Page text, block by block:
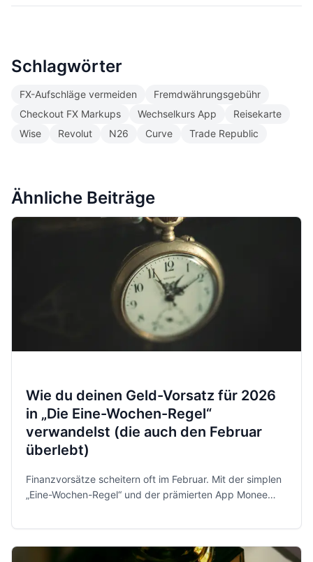
Schlagwörter
FX-Aufschläge vermeiden
Fremdwährungsgebühr
Checkout FX Markups
Wechselkurs App
Reisekarte
Wise
Revolut N26 Curve Trade Republic
Ähnliche Beiträge
Wie du deinen Geld-Vorsatz für 2026
in „Die Eine-Wochen-Regel“
verwandelst (die auch den Februar
überlebt)
Finanzvorsätze scheitern oft im Februar. Mit der simplen
„Eine-Wochen-Regel“ und der prämierten App Monee